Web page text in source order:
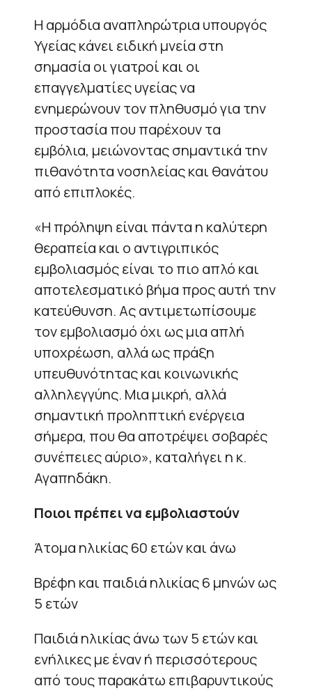
Η αρμόδια αναπληρώτρια υπουργός
Υγείας κάνει ειδική μνεία στη
σημασία οι γιατροί και οι
επαγγελματίες υγείας να
ενημερώνουν τον πληθυσμό για την
προστασία που παρέχουν τα
εμβόλια, μειώνοντας σημαντικά την
πιθανότητα νοσηλείας και θανάτου
από επιπλοκές.
«Η πρόληψη είναι πάντα η καλύτερη
θεραπεία και ο αντιγριπικός
εμβολιασμός είναι το πιο απλό και
αποτελεσματικό βήμα προς αυτή την
κατεύθυνση. Ας αντιμετωπίσουμε
τον εμβολιασμό όχι ως μια απλή
υποχρέωση, αλλά ως πράξη
υπευθυνότητας και κοινωνικής
αλληλεγγύης. Μια μικρή, αλλά
σημαντική προληπτική ενέργεια
σήμερα, που θα αποτρέψει σοβαρές
συνέπειες αύριο», καταλήγει η κ.
Αγαπηδάκη.
Ποιοι πρέπει να εμβολιαστούν
Άτομα ηλικίας 60 ετών και άνω
Βρέφη και παιδιά ηλικίας 6 μηνών ως
5 ετών
Παιδιά ηλικίας άνω των 5 ετών και
ενήλικες με έναν ή περισσότερους
από τους παρακάτω επιβαρυντικούς